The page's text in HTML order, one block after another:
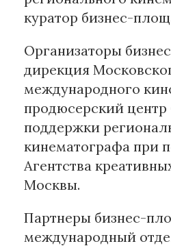
куратор бизнес-
Организаторы
дирекция
международного
продюсерский центр
поддержки
кинематографа при
Агентства
Москвы.
Партнеры бизнес-
международный